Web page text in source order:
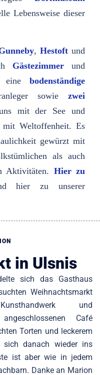
Lebensweise dieser
, Hestoft und
Gästezimmer und
eine bodenständige
sowiezwei
mit der See und
mit Weltoffenheit. Es
gewürzt mit
als auch
Aktivitäten. Hier zu
hier zu unserer
in Ulsnis
sich das Gasthaus
Weihnachtsmarkt
und
Café
Torten und leckerem
sich danach wieder ins
ist aber wie in jedem
Danke an Marion